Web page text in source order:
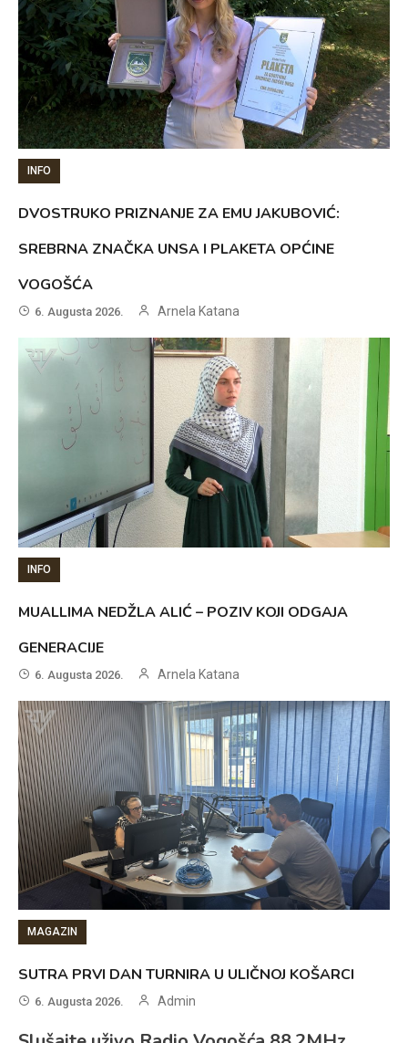
INFO
DVOSTRUKO PRIZNANJE ZA EMU JAKUBOVIĆ:
SREBRNA ZNAČKA UNSA I PLAKETA OPĆINE
VOGOŠĆA
6. Augusta 2026. Arnela Katana
INFO
MUALLIMA NEDŽLA ALIĆ – POZIV KOJI ODGAJA
GENERACIJE
6. Augusta 2026. Arnela Katana
MAGAZIN
SUTRA PRVI DAN TURNIRA U ULIČNOJ KOŠARCI
6. Augusta 2026. Admin